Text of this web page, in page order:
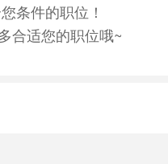
条件的职位！
合适您的职位哦~